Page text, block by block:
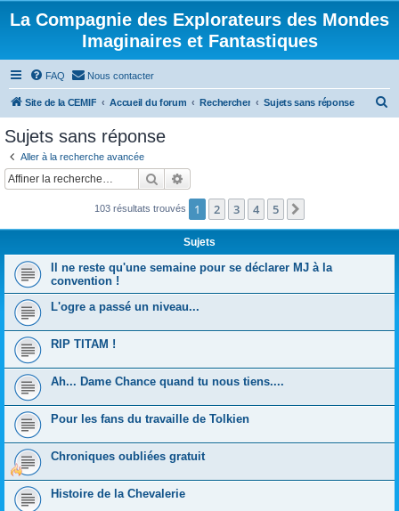
La Compagnie des Explorateurs des Mondes
Imaginaires et Fantastiques
FAQ Nous contacter
Site de la CEMIF Accueil du forum Rechercher Sujets sans réponse
c
r
Sujets sans réponse
Aller à la recherche avancée
Rechercher
103 résultats trouvés 1 2 3 4 5
Sujets
Il ne reste qu'une semaine pour se déclarer MJ à la
convention !
L'ogre a passé un niveau...
RIP TITAM !
Ah... Dame Chance quand tu nous tiens....
Pour les fans du travaille de Tolkien
Chroniques oubliées gratuit
Histoire de la Chevalerie